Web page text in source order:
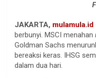
JAKARTA, mulamula.id
berbunyi. MSCI menahan
Goldman Sachs
bereaksi keras. IHSG
dalam dua hari.